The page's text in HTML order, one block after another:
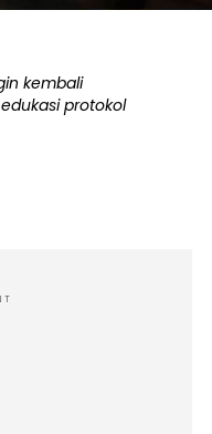
kembali
protokol